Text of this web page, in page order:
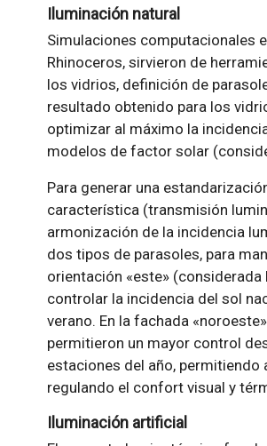
Iluminación natural
Simulaciones computacionales
Rhinoceros, sirvieron de
los vidrios, definición de
resultado obtenido para los
optimizar al máximo la
modelos de factor solar
Para generar una
característica (transmisión
armonización de la incidencia
dos tipos de parasoles, para
orientación «este»
controlar la incidencia del sol
verano. En la fachada
permitieron un mayor control
estaciones del año,
regulando el confort visual y
Iluminación artificial